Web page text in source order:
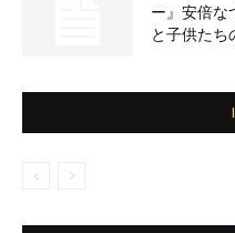
ー』安倍な
と子供たち